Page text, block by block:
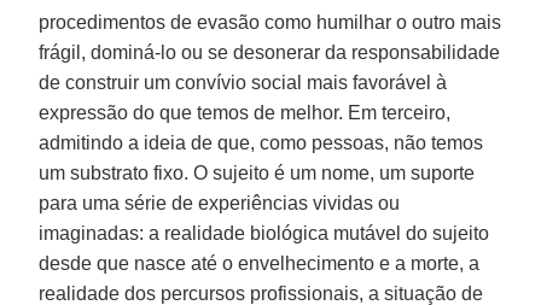
procedimentos de evasão como humilhar o outro mais
frágil, dominá-lo ou se desonerar da responsabilidade
de construir um convívio social mais favorável à
expressão do que temos de melhor. Em terceiro,
admitindo a ideia de que, como pessoas, não temos
um substrato fixo. O sujeito é um nome, um suporte
para uma série de experiências vividas ou
imaginadas: a realidade biológica mutável do sujeito
desde que nasce até o envelhecimento e a morte, a
realidade dos percursos profissionais, a situação de